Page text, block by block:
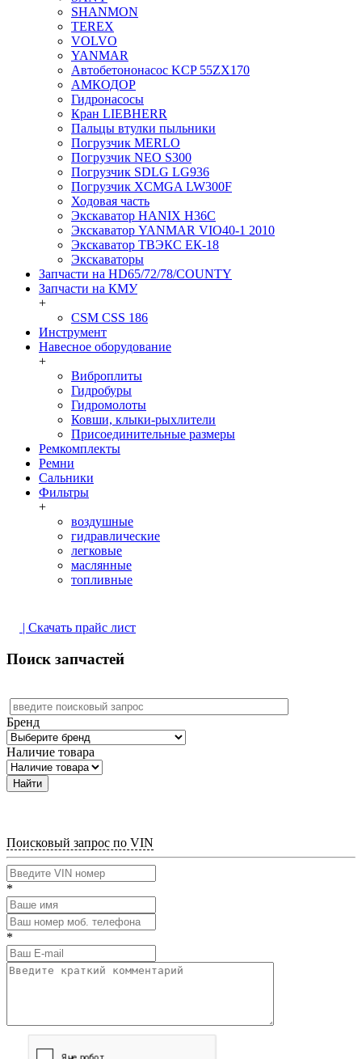
SHANMON
TEREX
VOLVO
YANMAR
Автобетононасос KCP 55ZX170
АМКОДОР
Гидронасосы
Кран LIEBHERR
Пальцы втулки пыльники
Погрузчик MERLO
Погрузчик NEO S300
Погрузчик SDLG LG936
Погрузчик XCMGA LW300F
Ходовая часть
Экскаватор HANIX H36C
Экскаватор YANMAR VIO40-1 2010
Экскаватор ТВЭКС ЕК-18
Экскаваторы
Запчасти на HD65/72/78/COUNTY
Запчасти на КМУ
+
CSM CSS 186
Инструмент
Навесное оборудование
+
Виброплиты
Гидробуры
Гидромолоты
Ковши, клыки-рыхлители
Присоединительные размеры
Ремкомплекты
Ремни
Сальники
Фильтры
+
воздушные
гидравлические
легковые
маслянные
топливные
| Скачать прайс лист
Поиск запчастей
Бренд
Наличие товара
Найти
Поисковый запрос по VIN
*
*